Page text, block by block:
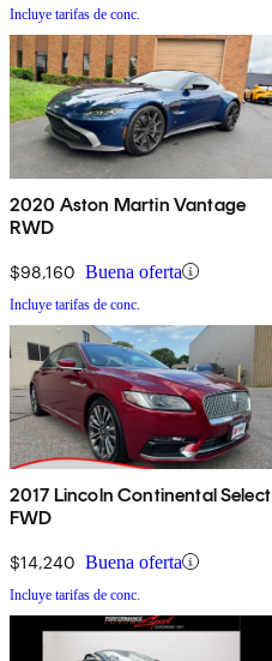
Incluye tarifas de conc.
2020 Aston Martin Vantage
RWD
$98,160 Buena oferta
Incluye tarifas de conc.
2017 Lincoln Continental Select
FWD
$14,240 Buena oferta
Incluye tarifas de conc.